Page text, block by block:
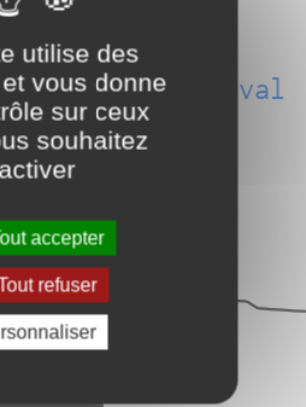
: Biennale de
Marne & Festival
CWB
utilise des
vous donne
sur ceux
souhaitez
activer
accepter
refuser